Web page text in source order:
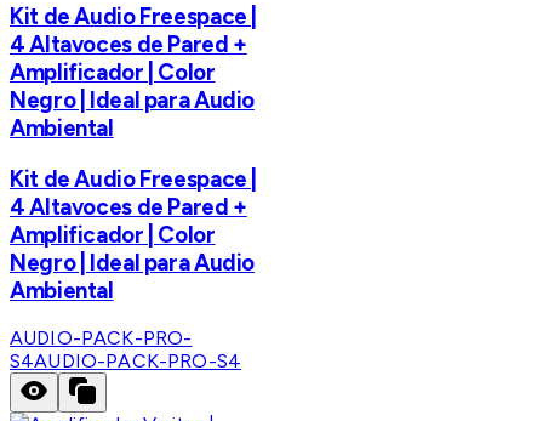
Kit de Audio Freespace |
4 Altavoces de Pared +
Amplificador | Color
Negro | Ideal para Audio
Ambiental
Kit de Audio Freespace |
4 Altavoces de Pared +
Amplificador | Color
Negro | Ideal para Audio
Ambiental
AUDIO-PACK-PRO-
S4AUDIO-PACK-PRO-S4